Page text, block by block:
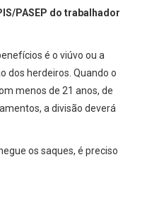
PASEP do trabalhador
é o viúvo ou a
dos herdeiros. Quando o
menos de 21 anos, de
a divisão deverá
os saques, é preciso